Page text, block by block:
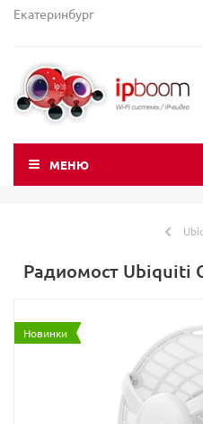
Екатеринбург
МЕНЮ
Радиомост Ubiquiti
Новинки